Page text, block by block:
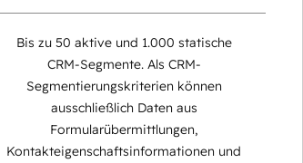
Bis zu 50 aktive und 1.000 statische
CRM-Segmente. Als CRM-
Segmentierungskriterien können
ausschließlich Daten aus
Formularübermittlungen,
Kontakteigenschaftsinformationen und